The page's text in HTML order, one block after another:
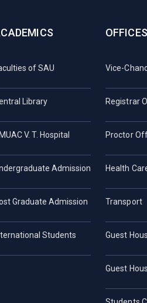
of SAU
Library
V. T. Hospital
Admission
Graduate Admission
Students
OFFICES
Vice-
Registrar
Proctor
Health
Transport
Guest
Guest